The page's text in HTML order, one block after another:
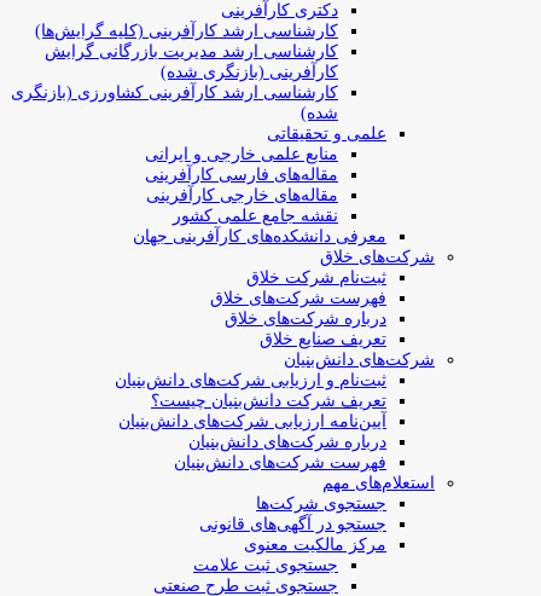
دکتری کارآفرینی
کارشناسی ارشد کارآفرینی (کلیه گرایش‌ها)
کارشناسی ارشد مدیریت بازرگانی گرایش
کارآفرینی (بازنگری شده)
کارشناسی ارشد کارآفرینی کشاورزی (بازنگری
شده)
علمی و تحقیقاتی
منابع علمی خارجی و ایرانی
مقاله‌های فارسی کارآفرینی
مقاله‌های خارجی کارآفرینی
نقشه جامع علمی کشور
معرفی دانشکده‌های کارآفرینی جهان
شرکت‌های خلاق
ثبت‌نام شرکت خلاق
فهرست شرکت‌های خلاق
درباره شرکت‌های خلاق
تعریف صنایع خلاق
شرکت‌های دانش‌بنیان
ثبت‌نام و ارزیابی شرکت‌های دانش‌بنیان
تعریف شرکت دانش‌بنیان چیست؟
آیین‌نامه ارزیابی شرکت‌های دانش‌بنیان
درباره شرکت‌های دانش‌بنیان
فهرست شرکت‌های دانش‌بنیان
استعلام‌های مهم
جستجوی شرکت‌ها
جستجو در آگهی‌های قانونی
مرکز مالکیت معنوی
جستجوی ثبت علامت
جستجوی ثبت طرح صنعتی